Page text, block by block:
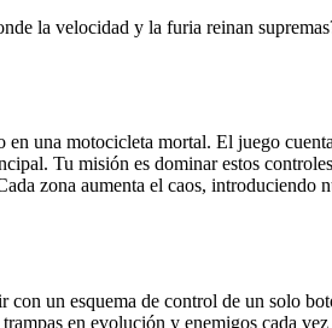
la velocidad y la furia reinan
una motocicleta mortal. El juego
Tu misión es dominar estos
zona aumenta el caos,
con un esquema de control de un solo
en evolución y enemigos cada